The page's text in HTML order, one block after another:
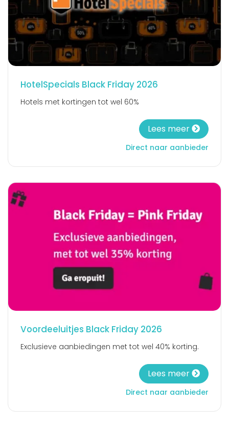
HotelSpecials Black Friday 2026
Hotels met kortingen tot wel 60%
Lees meer
Direct naar aanbieder
Voordeeluitjes Black Friday 2026
Exclusieve aanbiedingen met tot wel 40% korting.
Lees meer
Direct naar aanbieder